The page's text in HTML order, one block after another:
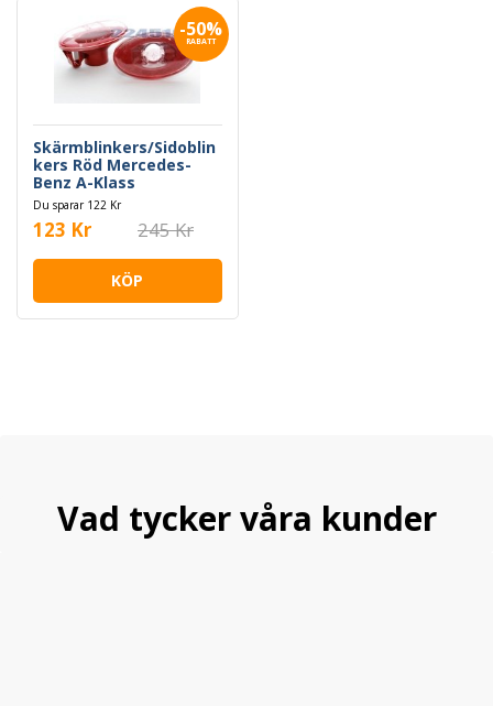
-50%
RABATT
Skärmblinkers/Sidoblin
kers Röd Mercedes-
Benz A-Klass
Du sparar 122 Kr
123 Kr 245 Kr
KÖP
Vad tycker våra kunder